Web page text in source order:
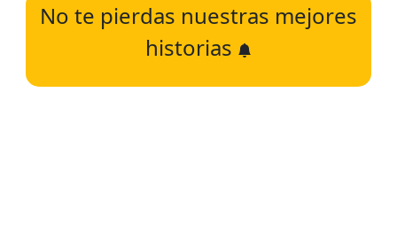
No te pierdas nuestras mejores
historias